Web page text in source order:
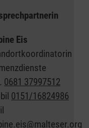
Eis
0681 37997512
0151/16824986